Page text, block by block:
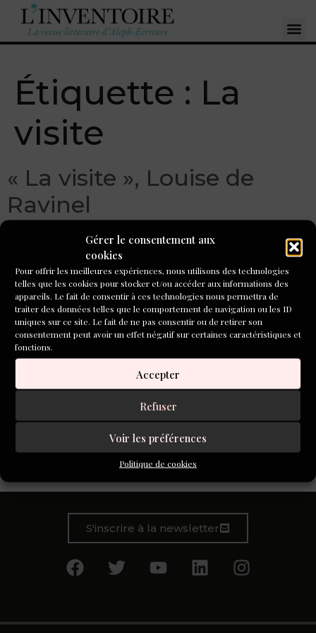
Gérer le consentement aux
cookies
Pour offrir les meilleures expériences, nous utilisons des technologies
telles que les cookies pour stocker et/ou accéder aux informations des
appareils. Le fait de consentir à ces technologies nous permettra de
traiter des données telles que le comportement de navigation ou les ID
uniques sur ce site. Le fait de ne pas consentir ou de retirer son
consentement peut avoir un effet négatif sur certaines caractéristiques et
fonctions.
Accepter
Refuser
Voir les préférences
Politique de cookies
Étiquette : La
visite
« La visite », Louise de
Ravinel
C’est toujours rassurant, une bonne porte. Contre les
cambrioleurs, un ouragan, la tristesse.
S'inscrire à la newsletter